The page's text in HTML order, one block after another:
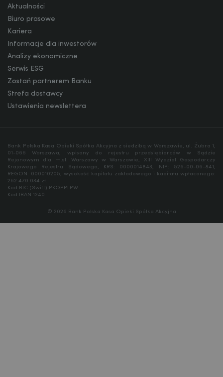
Aktualności
Biuro prasowe
Kariera
Informacje dla inwestorów
Analizy ekonomiczne
Serwis ESG
Zostań partnerem Banku
Strefa dostawcy
Ustawienia newslettera
Bank Polska Kasa Opieki Spółka Akcyjna z siedzibą w Warszawie, ul. Żubra 1,
01-066 Warszawa, wpisany do rejestru przedsiębiorców w Sądzie
Rejonowym dla m.st. Warszawy w Warszawie, XIII Wydział Gospodarczy
Krajowego Rejestru Sądowego, KRS: 0000014843, NIP: 526-00-06-841,
REGON: 000010205, wysokość kapitału zakładowego i kapitału wpłaconego:
262 470 034 zł.
Kod BIC (Swift) PKOPPLPW
Kod IBAN 1240
© 2026 Bank Polska Kasa Opieki Spółka Akcyjna